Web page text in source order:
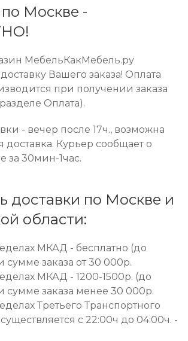
Москве -
МебельКакМебель.ру
Вашего заказа! Оплата
при получении заказа
Оплата).
- вечер после 17ч., возможна
доставка. Курьер сообщает о
за 30мин-1час.
доставки по Москве и
области:
МКАД - бесплатно (до
сумме заказа от 30 000р.
МКАД - 1200-1500р. (до
сумме заказа менее 30 000р.
Третьего Транспортного
с 22:00ч до 04:00ч. -